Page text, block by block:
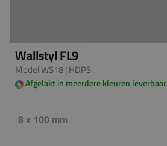
Wallstyl FL9
Model WS18| HDPS
Afgelakt in meerdere kleuren leverbaar
8 x 100 mm